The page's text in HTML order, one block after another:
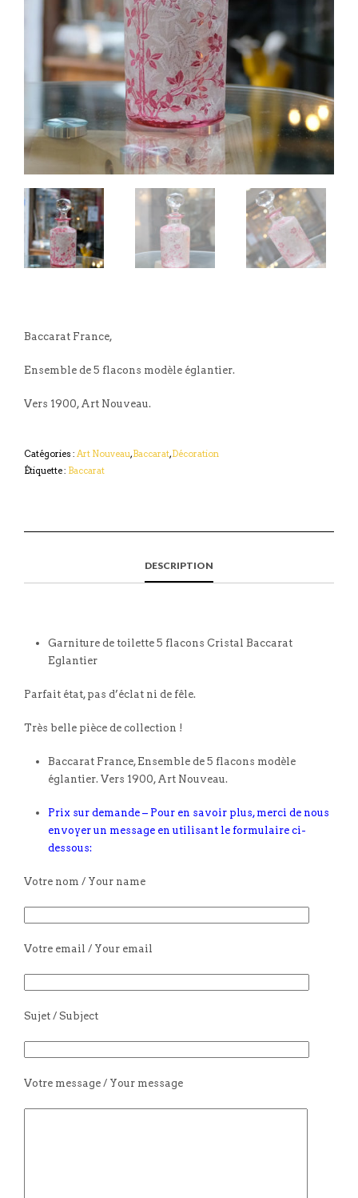
Baccarat France,
Ensemble de 5 flacons modèle églantier.
Vers 1900, Art Nouveau.
Catégories : Art Nouveau,Baccarat,Décoration
Étiquette : Baccarat
DESCRIPTION
Garniture de toilette 5 flacons Cristal Baccarat
Eglantier
Parfait état, pas d’éclat ni de fêle.
Très belle pièce de collection !
Baccarat France, Ensemble de 5 flacons modèle
églantier. Vers 1900, Art Nouveau.
Prix sur demande – Pour en savoir plus, merci de nous
envoyer un message en utilisant le formulaire ci-
dessous:
Votre nom / Your name
Votre email / Your email
Sujet / Subject
Votre message / Your message